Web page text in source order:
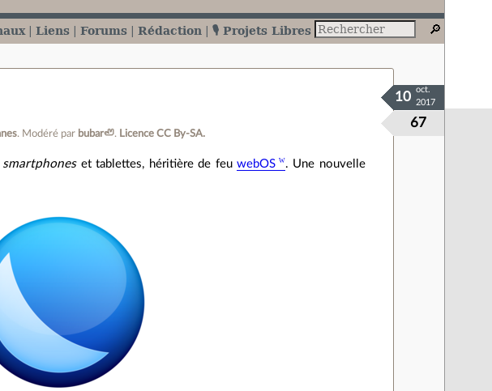
Liens Forums Rédaction 🎙️ Projets Libres
. Modéré par bubar🦥. Licence CC By‑SA.
67
10
oct.
2017
smartphoneset tablettes, héritière de feuwebOS
. Une nouvelle